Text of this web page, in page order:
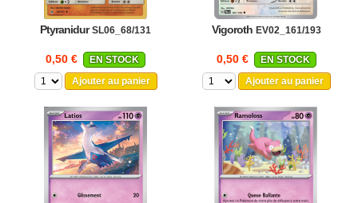
Ptyranidur SL06_68/131
0,50 €
EN STOCK
Ajouter au panier
Vigoroth EV02_161/193
0,50 €
EN STOCK
Ajouter au panier